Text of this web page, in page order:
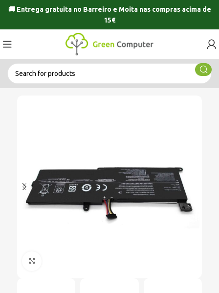
🚚 Entrega gratuita no Barreiro e Moitanas compras acima de
15€